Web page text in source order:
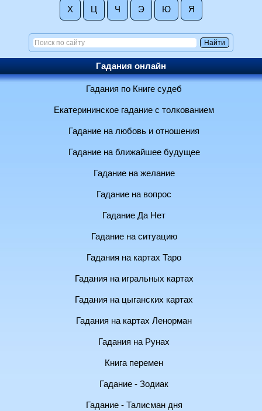
Х Ц Ч Э Ю Я
Гадания онлайн
Гадания по Книге судеб
Екатерининское гадание с толкованием
Гадание на любовь и отношения
Гадание на ближайшее будущее
Гадание на желание
Гадание на вопрос
Гадание Да Нет
Гадание на ситуацию
Гадания на картах Таро
Гадания на игральных картах
Гадания на цыганских картах
Гадания на картах Ленорман
Гадания на Рунах
Книга перемен
Гадание - Зодиак
Гадание - Талисман дня